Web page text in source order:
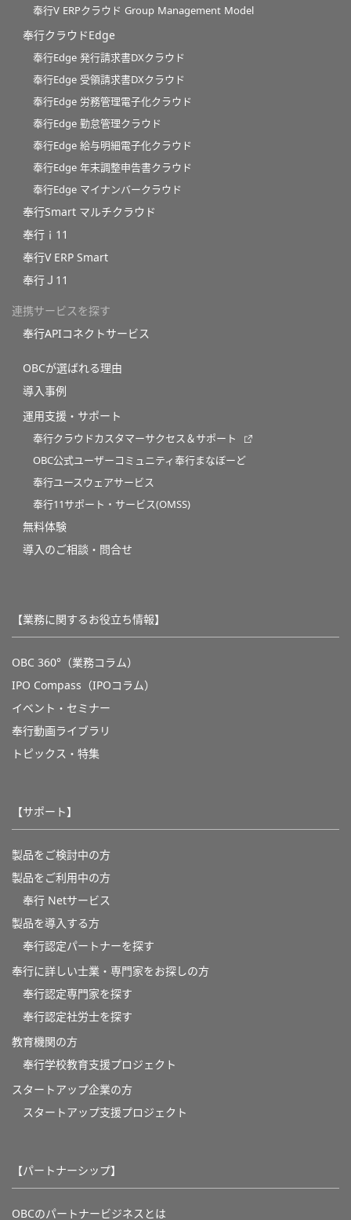
奉行V ERPクラウド Group Management Model
奉行クラウドEdge
奉行Edge 発行請求書DXクラウド
奉行Edge 受領請求書DXクラウド
奉行Edge 労務管理電子化クラウド
奉行Edge 勤怠管理クラウド
奉行Edge 給与明細電子化クラウド
奉行Edge 年末調整申告書クラウド
奉行Edge マイナンバークラウド
奉行Smart マルチクラウド
奉行ｉ11
奉行V ERP Smart
奉行Ｊ11
連携サービスを探す
奉行APIコネクトサービス
OBCが選ばれる理由
導入事例
運用支援・サポート
奉行クラウドカスタマーサクセス＆サポート
OBC公式ユーザーコミュニティ奉行まなぼーど
奉行ユースウェアサービス
奉行11サポート・サービス(OMSS)
無料体験
導入のご相談・問合せ
【業務に関するお役立ち情報】
OBC 360°（業務コラム）
IPO Compass（IPOコラム）
イベント・セミナー
奉行動画ライブラリ
トピックス・特集
【サポート】
製品をご検討中の方
製品をご利用中の方
奉行 Netサービス
製品を導入する方
奉行認定パートナーを探す
奉行に詳しい士業・専門家をお探しの方
奉行認定専門家を探す
奉行認定社労士を探す
教育機関の方
奉⾏学校教育⽀援プロジェクト
スタートアップ企業の方
スタートアップ支援プロジェクト
【パートナーシップ】
OBCのパートナービジネスとは